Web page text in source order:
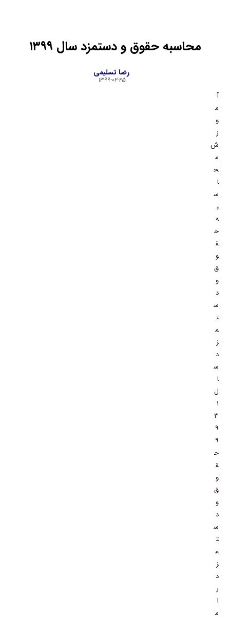
محاسبه حقوق و دستمزد سال ۱۳۹۹
رضا تسلیمی
۱۳۹۹-۰۲-۲۵
آ
م
و
ز
ش
م
ح
ا
س
ب
ه
ح
ق
و
ق
و
د
س
ت
م
ز
د
س
ا
ل
۱
۳
۹
۹
ح
ق
و
ق
و
د
س
ت
م
ز
د
ر
ا
م